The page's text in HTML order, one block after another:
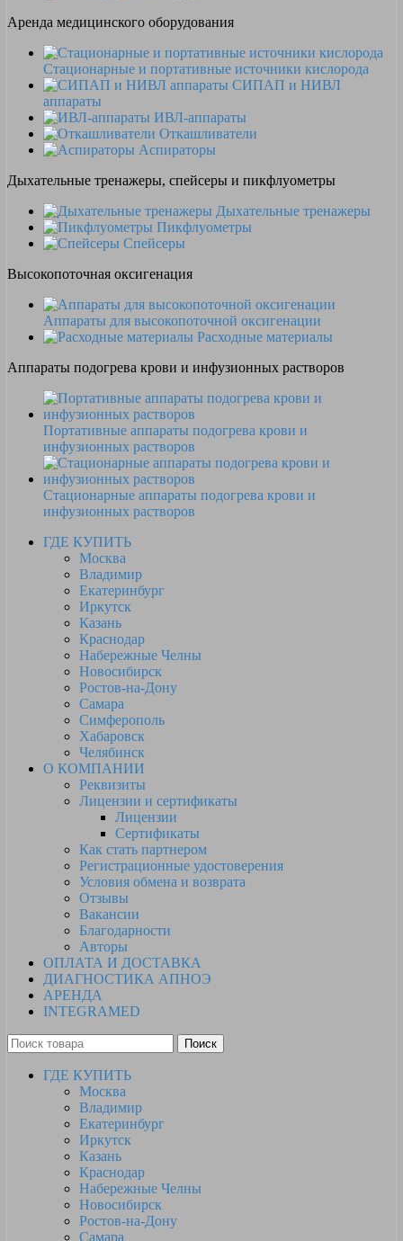
Аренда медицинского оборудования
Стационарные и портативные источники кислорода
СИПАП и НИВЛ
аппараты
ИВЛ-аппараты
Откашливатели
Аспираторы
Дыхательные тренажеры, спейсеры и пикфлуометры
Дыхательные тренажеры
Пикфлуометры
Спейсеры
Высокопоточная оксигенация
Аппараты для высокопоточной оксигенации
Расходные материалы
Аппараты подогрева крови и инфузионных растворов
Портативные аппараты подогрева крови и
инфузионных растворов
Стационарные аппараты подогрева крови и
инфузионных растворов
ГДЕ КУПИТЬ
Москва
Владимир
Екатеринбург
Иркутск
Казань
Краснодар
Набережные Челны
Новосибирск
Ростов-на-Дону
Самара
Симферополь
Хабаровск
Челябинск
О КОМПАНИИ
Реквизиты
Лицензии и сертификаты
Лицензии
Сертификаты
Как стать партнером
Регистрационные удостоверения
Условия обмена и возврата
Отзывы
Вакансии
Благодарности
Авторы
ОПЛАТА И ДОСТАВКА
ДИАГНОСТИКА АПНОЭ
АРЕНДА
INTEGRAMED
Поиск
ГДЕ КУПИТЬ
Москва
Владимир
Екатеринбург
Иркутск
Казань
Краснодар
Набережные Челны
Новосибирск
Ростов-на-Дону
Самара